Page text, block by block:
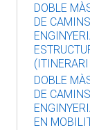
DOBLE
DE
DOBLE
DE
EN